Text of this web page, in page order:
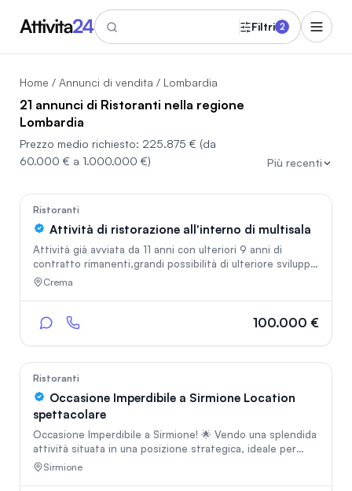
Filtri 2
Home / Annunci di vendita / Lombardia
21 annunci di Ristoranti nella regione
Lombardia
Prezzo medio richiesto: 225.875 € (da
60.000 € a 1.000.000 €)
Più recenti
Ristoranti
Attività di ristorazione all'interno di multisala
Attività già avviata da 11 anni con ulteriori 9 anni di
contratto rimanenti,grandi possibilità di ulteriore sviluppo
lavorativo grazie all'indipendenza come fasce
garantiscono completa autonomia.
Crema
100.000 €
In vetrina
Ristoranti
Occasione Imperdibile a Sirmione Location
spettacolare
Occasione Imperdibile a Sirmione! 🌟 Vendo una splendida
attività situata in una posizione strategica, ideale per
eventi e gruppi. Questa location è perfetta per chi cerca
Sirmione